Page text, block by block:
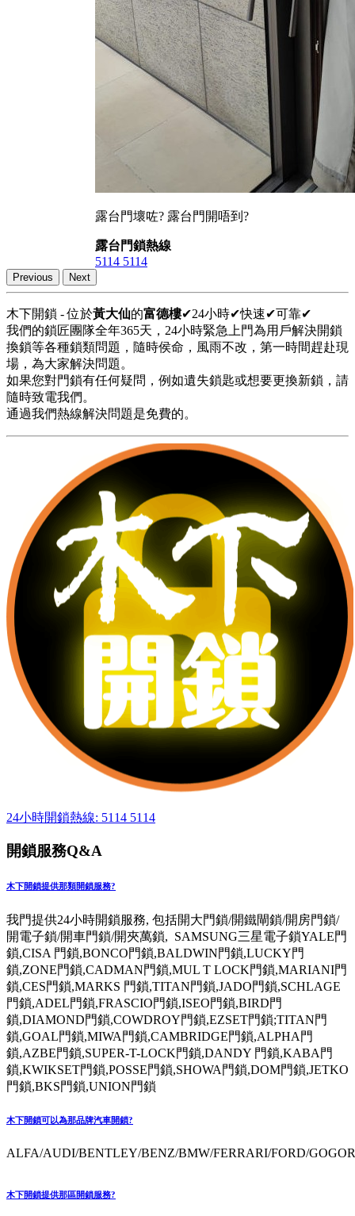
露台門壞咗? 露台門開唔到?
露台門鎖熱線
5114 5114
Previous Next
木下開鎖 - 位於黃大仙的富德樓✔24小時✔快速✔可靠✔
我們的鎖匠團隊全年365天，24小時緊急上門為用戶解決開鎖
換鎖等各種鎖類問題，隨時侯命，風雨不改，第一時間趕赴現
場，為大家解決問題。
如果您對門鎖有任何疑問，例如遺失鎖匙或想要更換新鎖，請
隨時致電我們。
通過我們熱線解決問題是免費的。
24小時開鎖熱線: 5114 5114
開鎖服務Q&A
木下開鎖提供那類開鎖服務?
我門提供24小時開鎖服務, 包括開大門鎖/開鐵閘鎖/開房門鎖/
開電子鎖/開車門鎖/開夾萬鎖, SAMSUNG三星電子鎖YALE門
鎖,CISA 門鎖,BONCO門鎖,BALDWIN門鎖,LUCKY門
鎖,ZONE門鎖,CADMAN門鎖,MUL T LOCK門鎖,MARIANI門
鎖,CES門鎖,MARKS 門鎖,TITAN門鎖,JADO門鎖,SCHLAGE
門鎖,ADEL門鎖,FRASCIO門鎖,ISEO門鎖,BIRD門
鎖,DIAMOND門鎖,COWDROY門鎖,EZSET門鎖;TITAN門
鎖,GOAL門鎖,MIWA門鎖,CAMBRIDGE門鎖,ALPHA門
鎖,AZBE門鎖,SUPER-T-LOCK門鎖,DANDY 門鎖,KABA門
鎖,KWIKSET門鎖,POSSE門鎖,SHOWA門鎖,DOM門鎖,JETKO
門鎖,BKS門鎖,UNION門鎖
木下開鎖可以為那品牌汽車開鎖?
ALFA/AUDI/BENTLEY/BENZ/BMW/FERRARI/FORD/
木下開鎖提供那區開鎖服務?